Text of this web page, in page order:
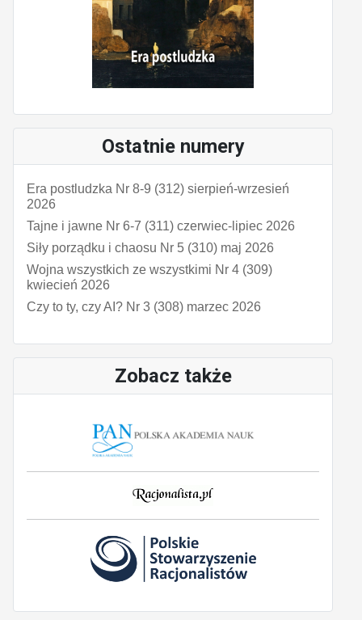
Ostatnie numery
Era postludzka Nr 8-9 (312) sierpień-wrzesień
2026
Tajne i jawne Nr 6-7 (311) czerwiec-lipiec 2026
Siły porządku i chaosu Nr 5 (310) maj 2026
Wojna wszystkich ze wszystkimi Nr 4 (309)
kwiecień 2026
Czy to ty, czy AI? Nr 3 (308) marzec 2026
Zobacz także